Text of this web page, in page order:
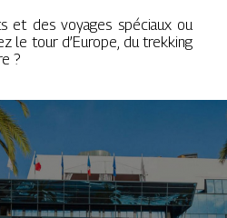
et des voyages spéciaux ou
le tour d’Europe, du trekking
?